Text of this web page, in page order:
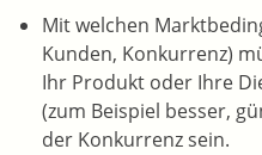
Mit welchen
Kunden, Konkurrenz)
Ihr Produkt oder Ihre
(zum Beispiel besser,
der Konkurrenz sein.